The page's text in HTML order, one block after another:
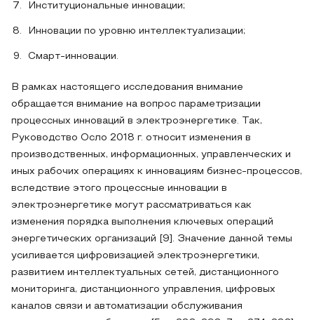
Институциональные инновации;
Инновации по уровню интеллектуализации;
Смарт-инновации.
В рамках настоящего исследования внимание
обращается внимание на вопрос параметризации
процессных инноваций в электроэнергетике. Так,
Руководство Осло 2018 г. относит изменения в
производственных, информационных, управленческих и
иных рабочих операциях к инновациям бизнес-процессов,
вследствие этого процессные инновации в
электроэнергетике могут рассматриваться как
изменения порядка выполнения ключевых операций
энергетических организаций [9]. Значение данной темы
усиливается цифровизацией электроэнергетики,
развитием интеллектуальных сетей, дистанционного
мониторинга, дистанционного управления, цифровых
каналов связи и автоматизации обслуживания